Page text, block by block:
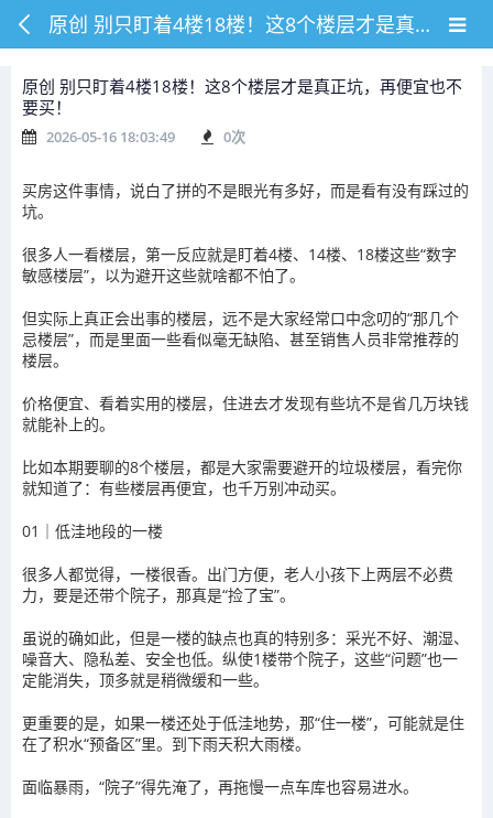
原创 别只盯着4楼18楼！这8个楼层才是真正坑，再便宜也不要买！
原创 别只盯着4楼18楼！这8个楼层才是真正坑，再便宜也不
要买！
2026-05-16 18:03:49 0次
买房这件事情，说白了拼的不是眼光有多好，而是看有没有踩过的
坑。
很多人一看楼层，第一反应就是盯着4楼、14楼、18楼这些“数字
敏感楼层”，以为避开这些就啥都不怕了。
但实际上真正会出事的楼层，远不是大家经常口中念叨的“那几个
忌楼层”，而是里面一些看似毫无缺陷、甚至销售人员非常推荐的
楼层。
价格便宜、看着实用的楼层，住进去才发现有些坑不是省几万块钱
就能补上的。
比如本期要聊的8个楼层，都是大家需要避开的垃圾楼层，看完你
就知道了：有些楼层再便宜，也千万别冲动买。
01｜低洼地段的一楼
很多人都觉得，一楼很香。出门方便，老人小孩下上两层不必费
力，要是还带个院子，那真是“捡了宝”。
虽说的确如此，但是一楼的缺点也真的特别多：采光不好、潮湿、
噪音大、隐私差、安全也低。纵使1楼带个院子，这些“问题”也一
定能消失，顶多就是稍微缓和一些。
更重要的是，如果一楼还处于低洼地势，那“住一楼”，可能就是住
在了积水“预备区”里。到下雨天积大雨楼。
面临暴雨，“院子”得先淹了，再拖慢一点车库也容易进水。